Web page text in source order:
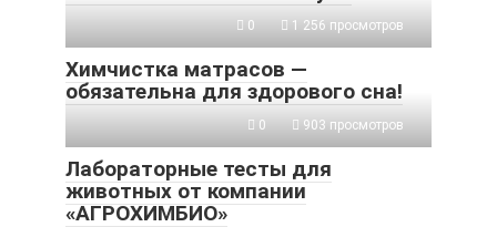
0 1 256 просмотров
Химчистка матрасов —
обязательна для здорового сна!
0 903 просмотров
Лабораторные тесты для
животных от компании
«АГРОХИМБИО»